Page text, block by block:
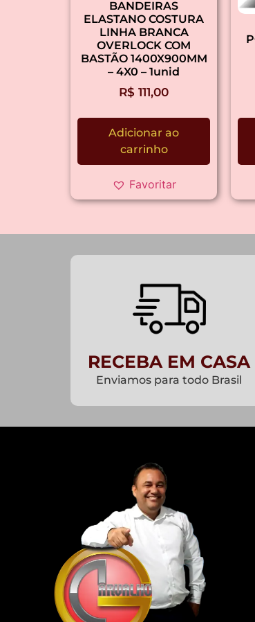
BANDEIRAS
ELASTANO COSTURA
LINHA BRANCA
OVERLOCK COM
BASTÃO 1400X900MM
– 4X0 – 1unid
R$ 111,00
Adicionar ao
carrinho
Favoritar
RECEBA EM CASA
Enviamos para todo Brasil